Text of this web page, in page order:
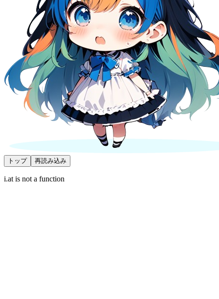
トップ 再読み込み
i.at is not a function